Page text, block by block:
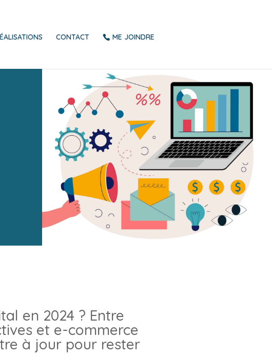
CONTACT ME JOINDRE
en 2024 ? Entre
et e-commerce
à jour pour rester